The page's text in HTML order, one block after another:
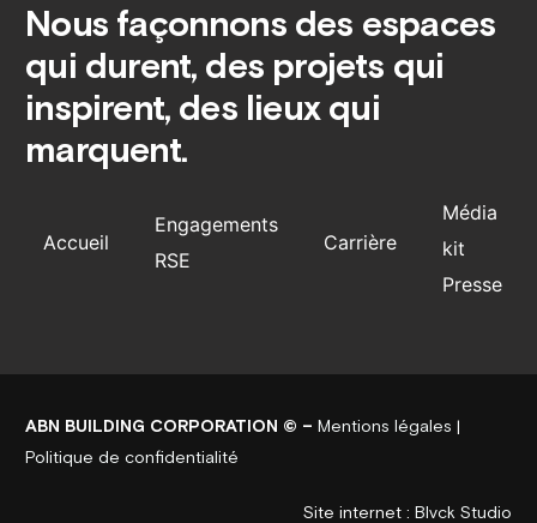
Nous façonnons des espaces
qui durent, des projets qui
inspirent, des lieux qui
marquent.
Accueil
Engagements
RSE
Carrière
Média
kit
Presse
ABN BUILDING CORPORATION © –Mentions légales |
Politique de confidentialité
Site internet : Blvck Studio